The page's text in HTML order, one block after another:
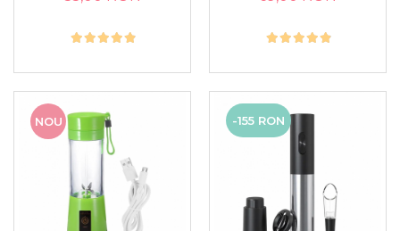
NOU -155 RON